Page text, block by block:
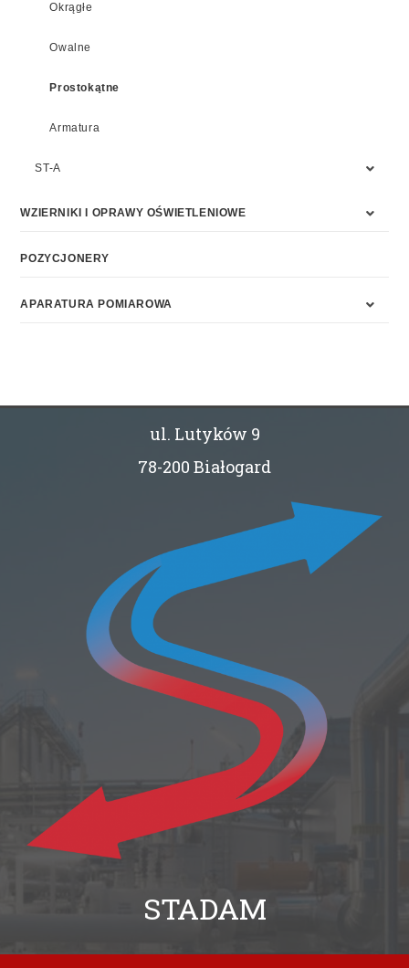
Okrągłe
Owalne
Prostokątne
Armatura
ST-A
WZIERNIKI I OPRAWY OŚWIETLENIOWE
POZYCJONERY
APARATURA POMIAROWA
ul. Lutyków 9
78-200 Białogard
STADAM